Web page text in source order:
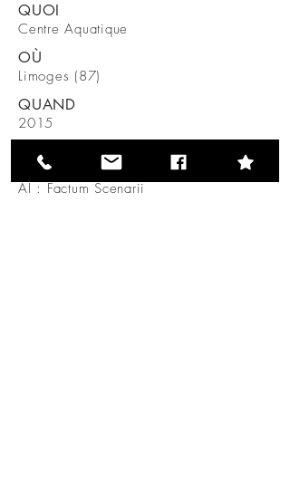
QUOI
Centre Aquatique
OÙ
Limoges (87)
QUAND
2015
AVEC
MO : Octant
AI : Factum Scenarii